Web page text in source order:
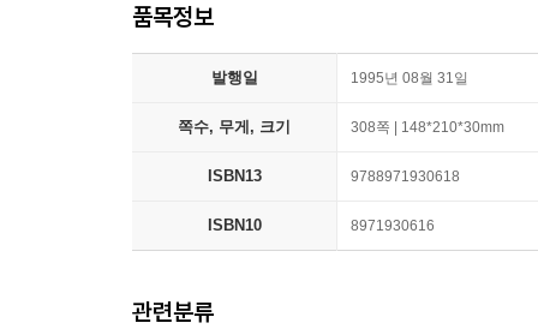
품목정보
발행일 1995년 08월 31일
쪽수, 무게, 크기 308쪽 | 148*210*30mm
ISBN13 9788971930618
ISBN10 8971930616
관련분류